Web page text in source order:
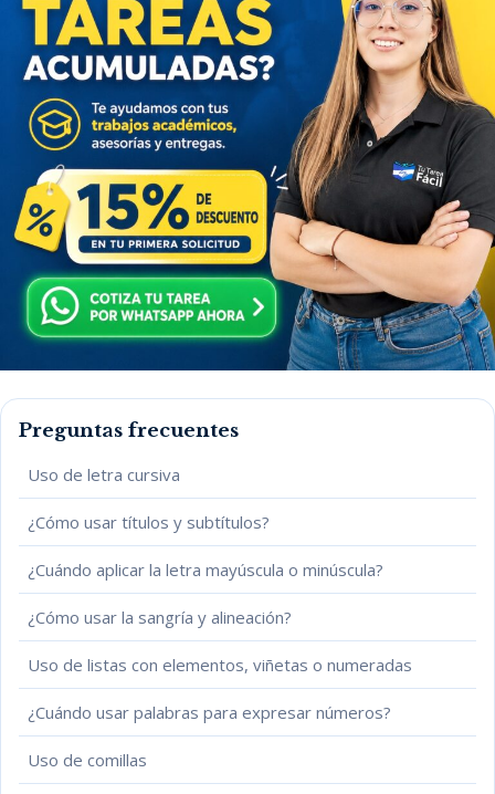
Preguntas frecuentes
Uso de letra cursiva
¿Cómo usar títulos y subtítulos?
¿Cuándo aplicar la letra mayúscula o minúscula?
¿Cómo usar la sangría y alineación?
Uso de listas con elementos, viñetas o numeradas
¿Cuándo usar palabras para expresar números?
Uso de comillas